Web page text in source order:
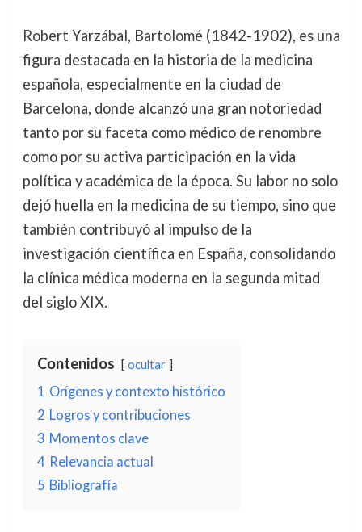
Robert Yarzábal, Bartolomé (1842-1902), es una
figura destacada en la historia de la medicina
española, especialmente en la ciudad de
Barcelona, donde alcanzó una gran notoriedad
tanto por su faceta como médico de renombre
como por su activa participación en la vida
política y académica de la época. Su labor no solo
dejó huella en la medicina de su tiempo, sino que
también contribuyó al impulso de la
investigación científica en España, consolidando
la clínica médica moderna en la segunda mitad
del siglo XIX.
Contenidos ocultar
1 Orígenes y contexto histórico
2 Logros y contribuciones
3 Momentos clave
4 Relevancia actual
5 Bibliografía